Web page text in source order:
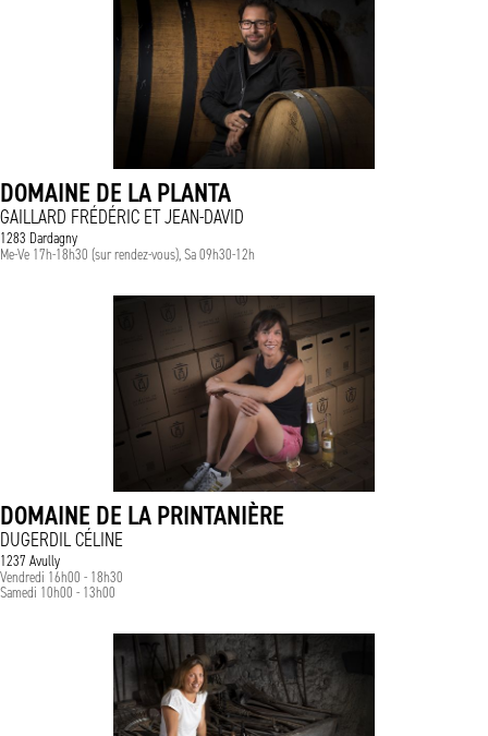
DOMAINE DE LA PLANTA
GAILLARD FRÉDÉRIC ET JEAN-DAVID
1283 Dardagny
Me-Ve 17h-18h30 (sur rendez-vous), Sa 09h30-12h
DOMAINE DE LA PRINTANIÈRE
DUGERDIL CÉLINE
1237 Avully
Vendredi 16h00 - 18h30
Samedi 10h00 - 13h00